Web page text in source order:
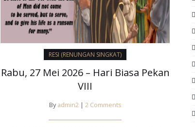
RESI (RENUNGAN SINGKAT)
Rabu, 27 Mei 2026 – Hari Biasa Pekan
VIII
By admin2 | 2 Comments